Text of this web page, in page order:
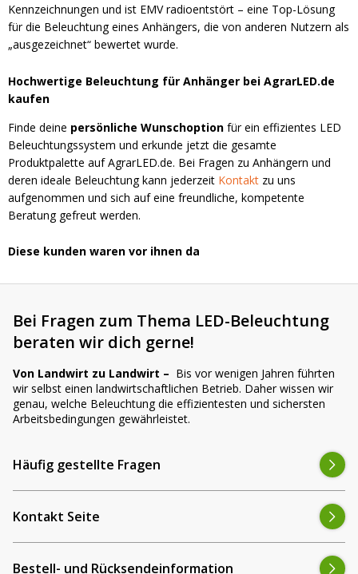
Kennzeichnungen und ist EMV radioentstört – eine Top-Lösung
für die Beleuchtung eines Anhängers, die von anderen Nutzern als
„ausgezeichnet“ bewertet wurde.
Hochwertige Beleuchtung für Anhänger bei AgrarLED.de
kaufen
Finde deine persönliche Wunschoption für ein effizientes LED
Beleuchtungssystem und erkunde jetzt die gesamte
Produktpalette auf AgrarLED.de. Bei Fragen zu Anhängern und
deren ideale Beleuchtung kann jederzeit Kontakt zu uns
aufgenommen und sich auf eine freundliche, kompetente
Beratung gefreut werden.
Diese kunden waren vor ihnen da
Bei Fragen zum Thema LED-Beleuchtung
beraten wir dich gerne!
Von Landwirt zu Landwirt – Bis vor wenigen Jahren führten
wir selbst einen landwirtschaftlichen Betrieb. Daher wissen wir
genau, welche Beleuchtung die effizientesten und sichersten
Arbeitsbedingungen gewährleistet.
Häufig gestellte Fragen
Kontakt Seite
Bestell- und Rücksendeinformation